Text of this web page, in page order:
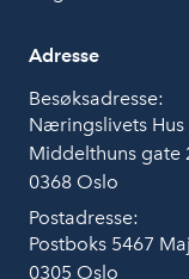
Adresse
Besøksadresse:
Næringslivets Hus
Middelthuns gate
0368 Oslo
Postadresse:
Postboks 5467
0305 Oslo